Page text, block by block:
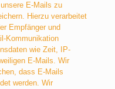
E-Mails zu
Hierzu verarbeitet
Empfänger und
Kommunikation
wie Zeit, IP-
E-Mails. Wir
dass E-Mails
werden. Wir